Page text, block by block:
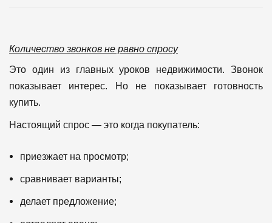
Количество звонков не равно спросу
Это один из главных уроков недвижимости. Звонок
показывает интерес.
Но не показывает готовность
купить.
Настоящий спрос — это когда покупатель:
приезжает на просмотр;
сравнивает варианты;
делает предложение;